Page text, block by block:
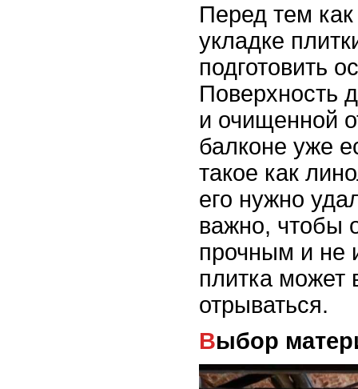
Перед тем как
укладке
подготовить
Поверхность
и очищенной
балконе уже
такое как
его нужно
важно, чтобы
прочным и не
плитка может
отрываться.
Выбор